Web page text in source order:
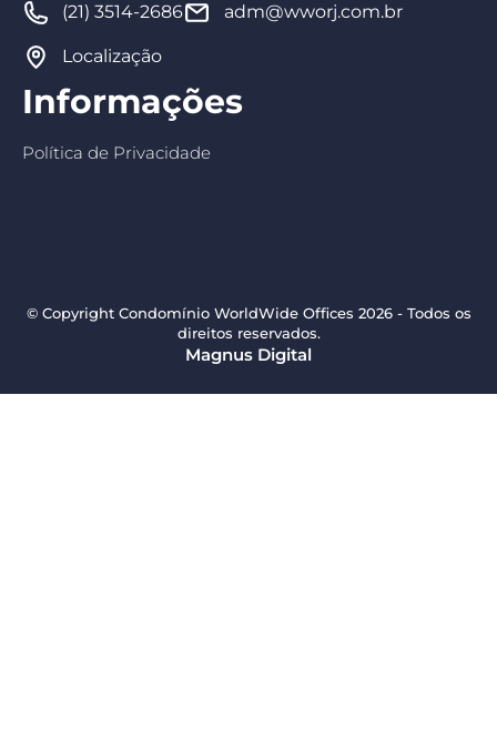
(21) 3514-2686 adm@wworj.com.br
Localização
Informações
Política de Privacidade
© Copyright Condomínio WorldWide Offices 2026 - Todos os
direitos reservados.
Magnus Digital